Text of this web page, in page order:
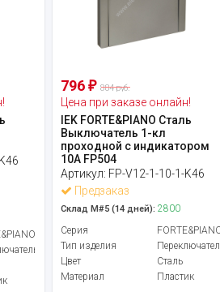
796₽ 884 руб.
Цена при заказе онлайн!
IEK FORTE&PIANO Сталь
Выключатель 1-кл
проходной с индикатором
10А FP504
Артикул: FP-V12-1-10-1-K46
Предзаказ
Склад М#5 (14 дней): 2800
Серия
Тип изделия
Цвет
Сталь
Материал
Пластик